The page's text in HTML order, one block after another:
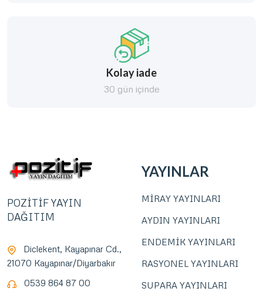
Kolay iade
30 gün içinde
POZİTİF YAYIN
DAĞITIM
Diclekent, Kayapınar Cd.,
21070 Kayapınar/Diyarbakır
0539 864 87 00
YAYINLAR
MİRAY YAYINLARI
AYDIN YAYINLARI
ENDEMİK YAYINLARI
RASYONEL YAYINLARI
SUPARA YAYINLARI